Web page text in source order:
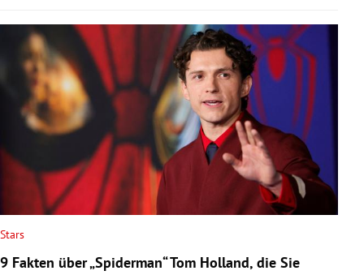
Stars
9 Fakten über „Spiderman“ Tom Holland, die Sie